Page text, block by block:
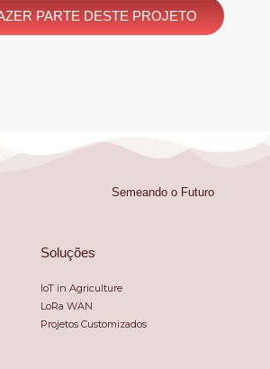
PARTE DESTE PROJETO
Semeando o Futuro
Soluções
IoT in Agriculture
LoRa WAN
Projetos Customizados